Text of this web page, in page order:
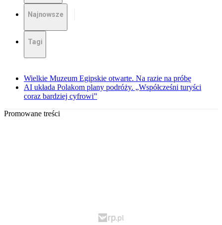
Najnowsze
Tagi
Wielkie Muzeum Egipskie otwarte. Na razie na próbę
AI układa Polakom plany podróży. „Współcześni turyści
coraz bardziej cyfrowi”
Promowane treści